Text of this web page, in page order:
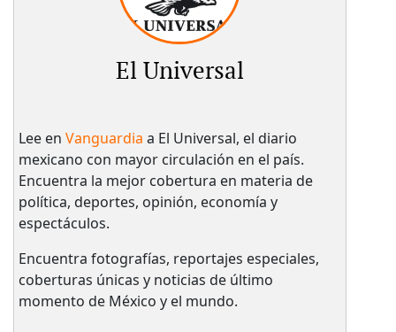
El Universal
Lee en Vanguardia a El Universal, el diario
mexicano con mayor circulación en el país.​
Encuentra la mejor cobertura en materia de
política, deportes, opinión, economía y
espectáculos.
Encuentra fotografías, reportajes especiales,
coberturas únicas y noticias de último
momento de México y el mundo.